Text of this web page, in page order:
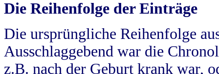
Die Reihenfolge der Einträge
Die ursprüngliche Reihenfolge
Ausschlaggebend war die
z.B. nach der Geburt krank war,